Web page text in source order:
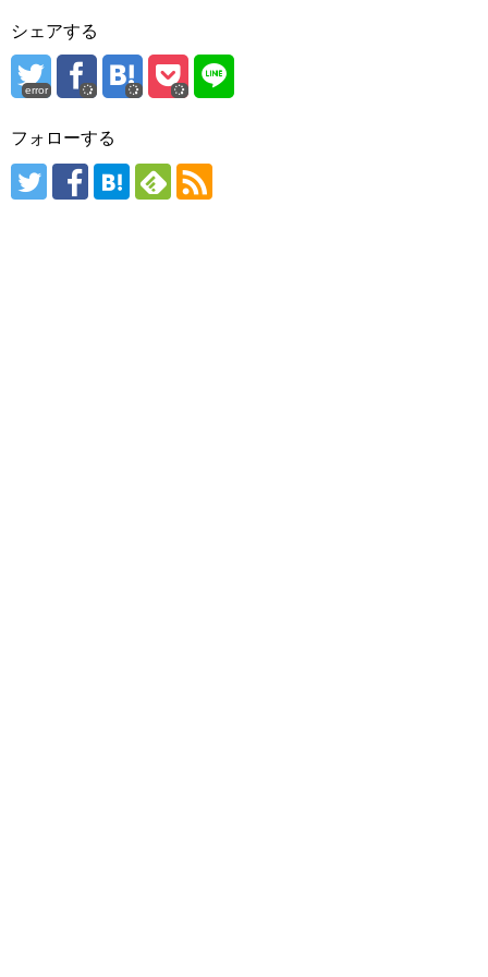
シェアする
error
フォローする